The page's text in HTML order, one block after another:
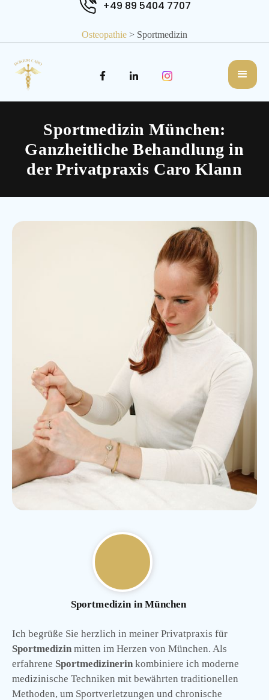
+49 89 5404 7707
Osteopathie > Sportmedizin
Sportmedizin München:
Ganzheitliche Behandlung in
der Privatpraxis Caro Klann
Sportmedizin in München
Ich begrüße Sie herzlich in meiner Privatpraxis für
Sportmedizin mitten im Herzen von München. Als
erfahrene Sportmedizinerin kombiniere ich moderne
medizinische Techniken mit bewährten traditionellen
Methoden, um Sportverletzungen und chronische